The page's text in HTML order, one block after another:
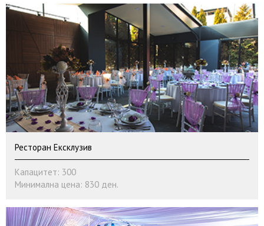
Ресторан Ексклузив
Капацитет: 300
Минимална цена: 830 ден.